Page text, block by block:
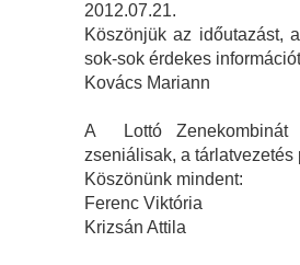
2012.07.21.
Köszönjük az időutazást,
sok-sok érdekes
Kovács Mariann
A Lottó Zenekombinát
zseniálisak, a tárlatvezetés
Köszönünk mindent:
Ferenc Viktória
Krizsán Attila